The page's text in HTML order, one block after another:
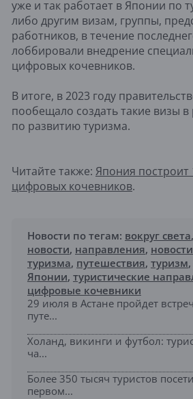
уже и так работает в Японии по
либо другим визам, группы,
работников, в течение
лоббировали внедрение
цифровых кочевников.
В итоге, в 2023 году
пообещало создать такие визы в
по развитию туризма.
Читайте также: Япония построит
цифровых кочевников.
Новости по тегам: вокруг света,
новости, направления,
туризма, путешествия, туризм,
Японии, туристические
цифровые кочевники
29 июля в Астане пройдет
путе...
Холанд, викинги и футбол:
ча...
Более 350 тысяч туристов
первом...